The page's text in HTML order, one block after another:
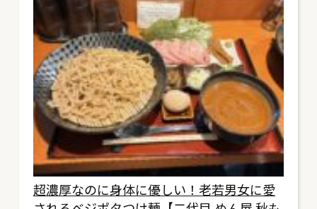
超濃厚なのに身体に優しい！老若男女に愛